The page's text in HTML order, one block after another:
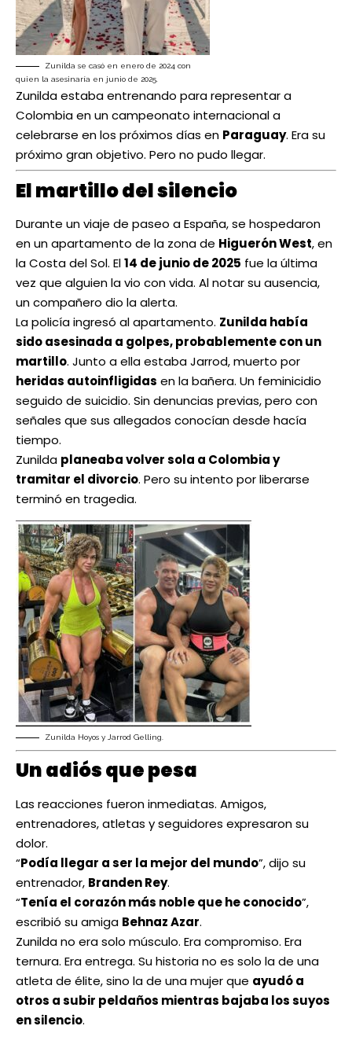
Zunilda se casó en enero de 2024 con
quien la asesinaría en junio de 2025.
Zunilda estaba entrenando para representar a
Colombia en un campeonato internacional a
celebrarse en los próximos días en Paraguay. Era su
próximo gran objetivo. Pero no pudo llegar.
El martillo del silencio
Durante un viaje de paseo a España, se hospedaron
en un apartamento de la zona de Higuerón West, en
la Costa del Sol. El14 de junio de 2025 fue la última
vez que alguien la vio con vida. Al notar su ausencia,
un compañero dio la alerta.
La policía ingresó al apartamento. Zunilda había
sido asesinada a golpes, probablemente con un
martillo. Junto a ella estaba Jarrod, muerto por
heridas autoinfligidas en la bañera. Un feminicidio
seguido de suicidio. Sin denuncias previas, pero con
señales que sus allegados conocían desde hacía
tiempo.
Zunilda planeaba volver sola a Colombia y
tramitar el divorcio. Pero su intento por liberarse
terminó en tragedia.
Zunilda Hoyos y Jarrod Gelling.
Un adiós que pesa
Las reacciones fueron inmediatas. Amigos,
entrenadores, atletas y seguidores expresaron su
dolor.
“Podía llegar a ser la mejor del mundo”, dijo su
entrenador, Branden Rey.
“Tenía el corazón más noble que he conocido”,
escribió su amiga Behnaz Azar.
Zunilda no era solo músculo. Era compromiso. Era
ternura. Era entrega. Su historia no es solo la de una
atleta de élite, sino la de una mujer que ayudó a
otros a subir peldaños mientras bajaba los suyos
en silencio.